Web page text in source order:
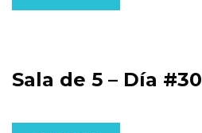
Sala de 5 – Día #30